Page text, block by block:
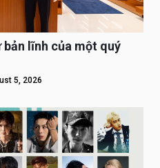
bản lĩnh của một quý
5, 2026